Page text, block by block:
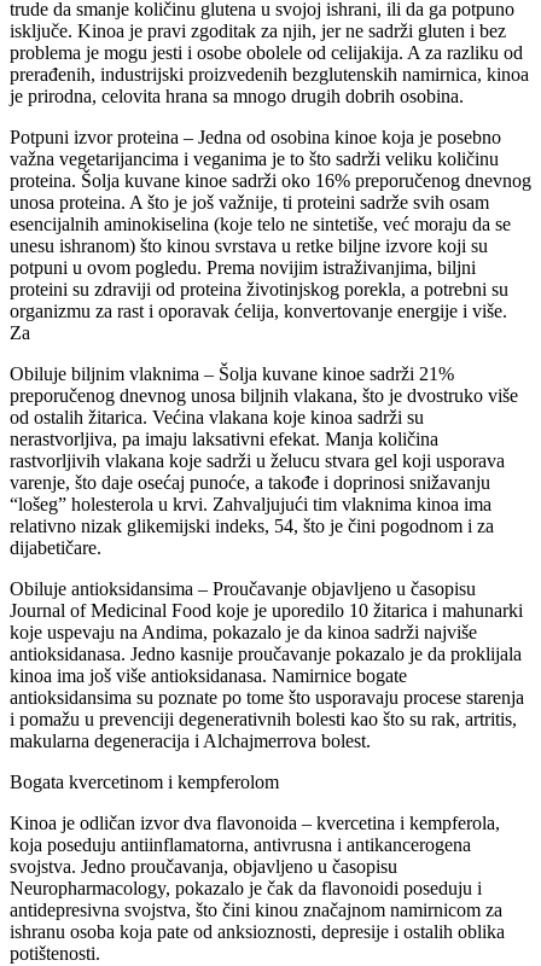
trude da smanje količinu glutena u svojoj ishrani, ili da ga potpuno
isključe. Kinoa je pravi zgoditak za njih, jer ne sadrži gluten i bez
problema je mogu jesti i osobe obolele od celijakija. A za razliku od
prerađenih, industrijski proizvedenih bezglutenskih namirnica, kinoa
je prirodna, celovita hrana sa mnogo drugih dobrih osobina.
Potpuni izvor proteina – Jedna od osobina kinoe koja je posebno
važna vegetarijancima i veganima je to što sadrži veliku količinu
proteina. Šolja kuvane kinoe sadrži oko 16% preporučenog dnevnog
unosa proteina. A što je još važnije, ti proteini sadrže svih osam
esencijalnih aminokiselina (koje telo ne sintetiše, već moraju da se
unesu ishranom) što kinou svrstava u retke biljne izvore koji su
potpuni u ovom pogledu. Prema novijim istraživanjima, biljni
proteini su zdraviji od proteina životinjskog porekla, a potrebni su
organizmu za rast i oporavak ćelija, konvertovanje energije i više.
Za
Obiluje biljnim vlaknima – Šolja kuvane kinoe sadrži 21%
preporučenog dnevnog unosa biljnih vlakana, što je dvostruko više
od ostalih žitarica. Većina vlakana koje kinoa sadrži su
nerastvorljiva, pa imaju laksativni efekat. Manja količina
rastvorljivih vlakana koje sadrži u želucu stvara gel koji usporava
varenje, što daje osećaj punoće, a takođe i doprinosi snižavanju
“lošeg” holesterola u krvi. Zahvaljujući tim vlaknima kinoa ima
relativno nizak glikemijski indeks, 54, što je čini pogodnom i za
dijabetičare.
Obiluje antioksidansima – Proučavanje objavljeno u časopisu
Journal of Medicinal Food koje je uporedilo 10 žitarica i mahunarki
koje uspevaju na Andima, pokazalo je da kinoa sadrži najviše
antioksidanasa. Jedno kasnije proučavanje pokazalo je da proklijala
kinoa ima još više antioksidanasa. Namirnice bogate
antioksidansima su poznate po tome što usporavaju procese starenja
i pomažu u prevenciji degenerativnih bolesti kao što su rak, artritis,
makularna degeneracija i Alchajmerrova bolest.
Bogata kvercetinom i kempferolom
Kinoa je odličan izvor dva flavonoida – kvercetina i kempferola,
koja poseduju antiinflamatorna, antivrusna i antikancerogena
svojstva. Jedno proučavanja, objavljeno u časopisu
Neuropharmacology, pokazalo je čak da flavonoidi poseduju i
antidepresivna svojstva, što čini kinou značajnom namirnicom za
ishranu osoba koja pate od anksioznosti, depresije i ostalih oblika
potištenosti.